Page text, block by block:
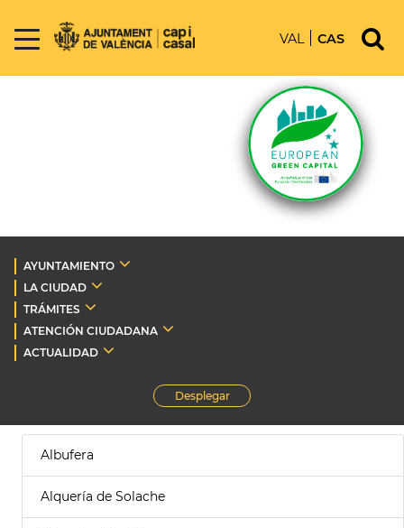
VAL CAS
AYUNTAMIENTO
LA CIUDAD
TRÁMITES
ATENCIÓN CIUDADANA
ACTUALIDAD
Desplegar
Albufera
Alquería de Solache